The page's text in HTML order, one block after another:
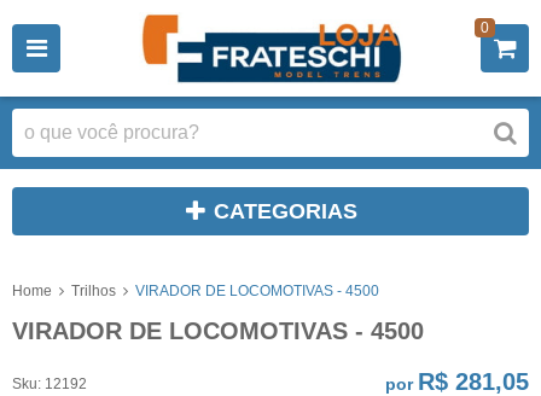
0
CATEGORIAS
Home Trilhos VIRADOR DE LOCOMOTIVAS - 4500
VIRADOR DE LOCOMOTIVAS - 4500
Sku: 12192
por R$ 281,05